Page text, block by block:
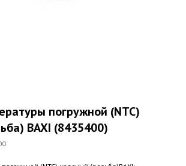
погружной (NTC)
BAXI (8435400)